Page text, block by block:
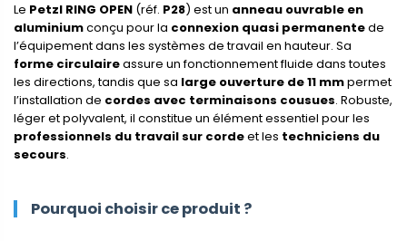
Le Petzl RING OPEN (réf. P28) est un anneau ouvrable en
aluminiumconçu pour la connexion quasi permanentede
l’équipement dans les systèmes de travail en hauteur. Sa
forme circulaireassure un fonctionnement fluide dans toutes
les directions, tandis que sa large ouverture de 11 mmpermet
l’installation de cordes avec terminaisons cousues. Robuste,
léger et polyvalent, il constitue un élément essentiel pour les
professionnels du travail sur cordeet les techniciens du
secours.
Pourquoi choisir ce produit ?